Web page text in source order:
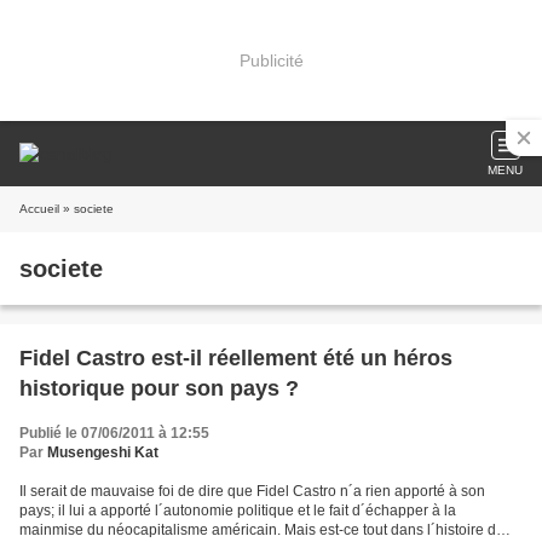
Publicité
MENU
Accueil » societe
societe
Fidel Castro est-il réellement été un héros
historique pour son pays ?
Publié le 07/06/2011 à 12:55
Par Musengeshi Kat
Il serait de mauvaise foi de dire que Fidel Castro n´a rien apporté à son
pays; il lui a apporté l´autonomie politique et le fait d´échapper à la
mainmise du néocapitalisme américain. Mais est-ce tout dans l´histoire d